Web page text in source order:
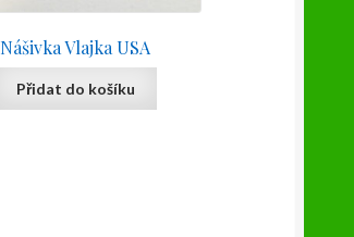
Nášivka Vlajka USA
Přidat do košíku